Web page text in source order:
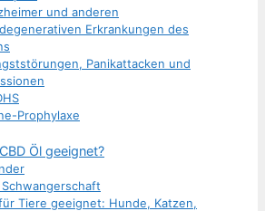
und anderen
Erkrankungen des
Panikattacken und
Prophylaxe
Öl geeignet?
Tiere geeignet: Hunde, Katzen,